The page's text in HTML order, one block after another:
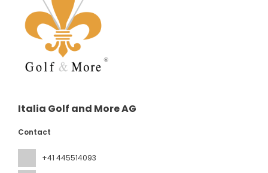
Italia Golf and More AG
Contact
+41 445514093